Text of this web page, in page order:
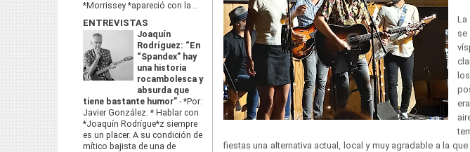
*Morrissey *apareció con la...
ENTREVISTAS
Joaquín
Rodríguez: “En
“Spandex” hay
una historia
rocambolesca y
absurda que
tiene bastante humor” -*Por:
Javier González. * Hablar con
*Joaquín Rodrígue*z siempre
es un placer. A su condición de
mítico bajista de una de
La
se
fiestas una alternativa actual, local y muy agradable a la